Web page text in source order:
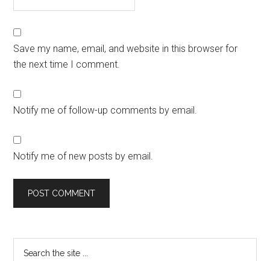
Save my name, email, and website in this browser for
the next time I comment.
Notify me of follow-up comments by email.
Notify me of new posts by email.